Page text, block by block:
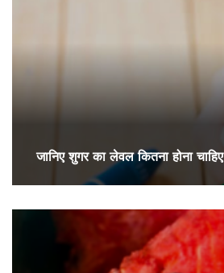
जानिए शुगर का लेवल कितना होना चाहिए